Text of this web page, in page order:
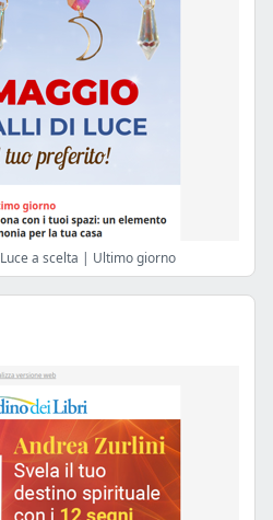
a scelta | Ultimo giorno